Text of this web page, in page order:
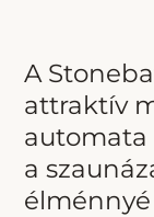
A
attraktív
automata
a